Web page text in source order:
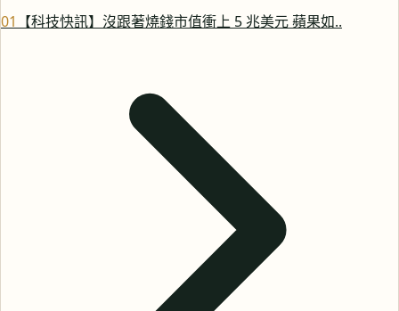
01 【科技快訊】沒跟著燒錢市值衝上 5 兆美元 蘋果如..